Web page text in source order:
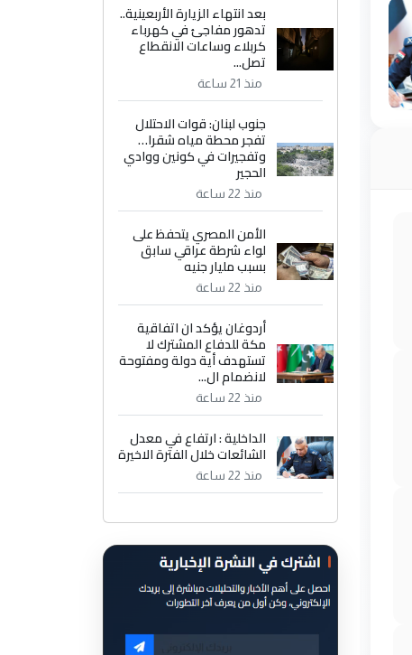
بعد انتهاء الزيارة الأربعينية..
تدهور مفاجئ في كهرباء
كربلاء وساعات الانقطاع
تصل...
منذ 21 ساعة
جنوب لبنان: قوات الاحتلال
تفجر محطة مياه شقرا…
وتفجيرات في كونين ووادي
الحجير
منذ 22 ساعة
الأمن المصري يتحفظ على
لواء شرطة عراقي سابق
بسبب مليار جنيه
منذ 22 ساعة
أردوغان يؤكد ان اتفاقية
مكة للدفاع المشترك لا
تستهدف أية دولة ومفتوحة
لانضمام ال...
منذ 22 ساعة
الداخلية : ارتفاع في معدل
الشائعات خلال الفترة الاخيرة
منذ 22 ساعة